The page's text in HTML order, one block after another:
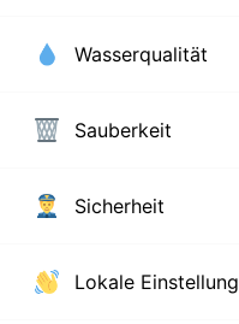
Wasserqualität
Sauberkeit
Sicherheit
Lokale Einstellung